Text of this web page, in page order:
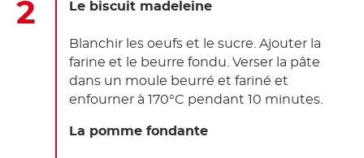
Le biscuit madeleine
Blanchir les oeufs et le sucre. Ajouter la
farine et le beurre fondu. Verser la pâte
dans un moule beurré et fariné et
enfourner à 170°C pendant 10 minutes.
La pomme fondante